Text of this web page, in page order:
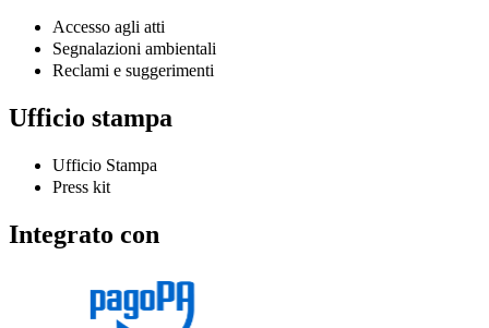
Accesso agli atti
Segnalazioni ambientali
Reclami e suggerimenti
Ufficio stampa
Ufficio Stampa
Press kit
Integrato con